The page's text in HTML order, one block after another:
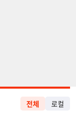
전체 로컬